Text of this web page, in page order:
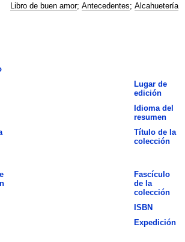
Libro de buen amor; Antecedentes; Alcahuetería
Lugar de
edición
Idioma del
resumen
Título de la
colección
Fascículo
de la
colección
ISBN
Expedición